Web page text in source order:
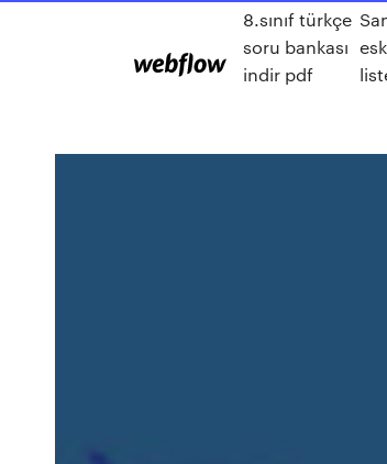
8.sınıf türkçe
soru bankası
indir pdf